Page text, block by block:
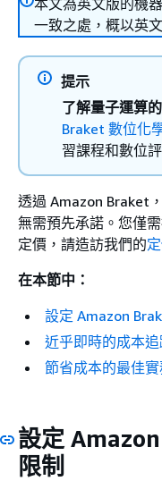
本文為英文版的機
一致之處，概以英
提示
了解量子運算
Braket 數位化
習課程和數位
透過 Amazon Braket
無需預先承諾。您僅
定價，請造訪我們的
在本節中：
設定 Amazon
近乎即時的成本
節省成本的最佳
設定
限制